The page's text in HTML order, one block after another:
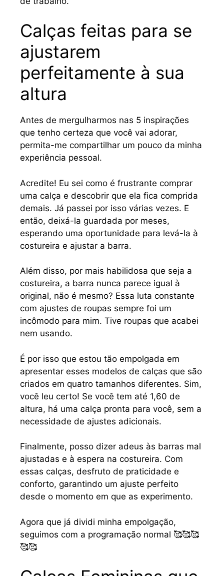
Calças feitas para se
ajustarem
perfeitamente à sua
altura
Antes de mergulharmos nas 5 inspirações
que tenho certeza que você vai adorar,
permita-me compartilhar um pouco da minha
experiência pessoal.
Acredite! Eu sei como é frustrante comprar
uma calça e descobrir que ela fica comprida
demais. Já passei por isso várias vezes. E
então, deixá-la guardada por meses,
esperando uma oportunidade para levá-la à
costureira e ajustar a barra.
Além disso, por mais habilidosa que seja a
costureira, a barra nunca parece igual à
original, não é mesmo? Essa luta constante
com ajustes de roupas sempre foi um
incômodo para mim. Tive roupas que acabei
nem usando.
É por isso que estou tão empolgada em
apresentar esses modelos de calças que são
criados em quatro tamanhos diferentes. Sim,
você leu certo! Se você tem até 1,60 de
altura, há uma calça pronta para você, sem a
necessidade de ajustes adicionais.
Finalmente, posso dizer adeus às barras mal
ajustadas e à espera na costureira. Com
essas calças, desfruto de praticidade e
conforto, garantindo um ajuste perfeito
desde o momento em que as experimento.
Agora que já dividi minha empolgação,
seguimos com a programação normal 🥰🥰🥰
🥰🥰